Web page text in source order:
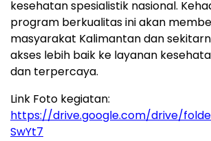
kesehatan spesialistik nasional.
program berkualitas ini akan
masyarakat Kalimantan dan
akses lebih baik ke layanan
dan terpercaya.
Link Foto kegiatan:
https://drive.google.com/drive/
SwYt7